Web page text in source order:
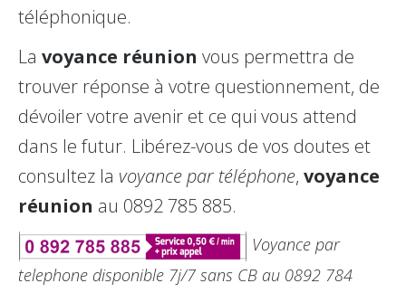
téléphonique.
La voyance réunion vous permettra de
trouver réponse à votre questionnement, de
dévoiler votre avenir et ce qui vous attend
dans le futur. Libérez-vous de vos doutes et
consultez la voyance par téléphone, voyance
réunion au 0892 785 885.
Voyance par
telephone disponible 7j/7 sans CB au 0892 784